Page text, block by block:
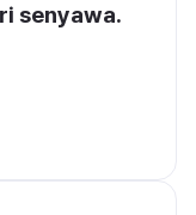
senyawa.